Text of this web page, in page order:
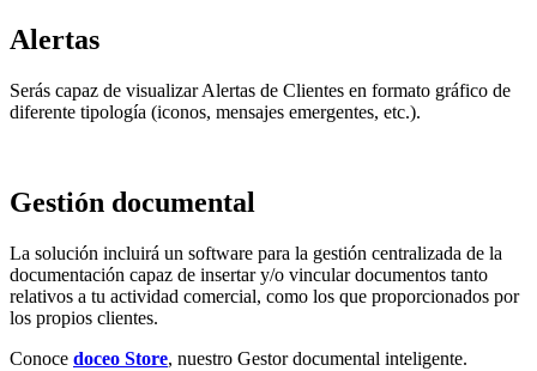
Alertas
Serás capaz de visualizar Alertas de Clientes en formato gráfico de
diferente tipología (iconos, mensajes emergentes, etc.).
Gestión documental
La solución incluirá un software para la gestión centralizada de la
documentación capaz de insertar y/o vincular documentos tanto
relativos a tu actividad comercial, como los que proporcionados por
los propios clientes.
Conoce doceo Store, nuestro Gestor documental inteligente.